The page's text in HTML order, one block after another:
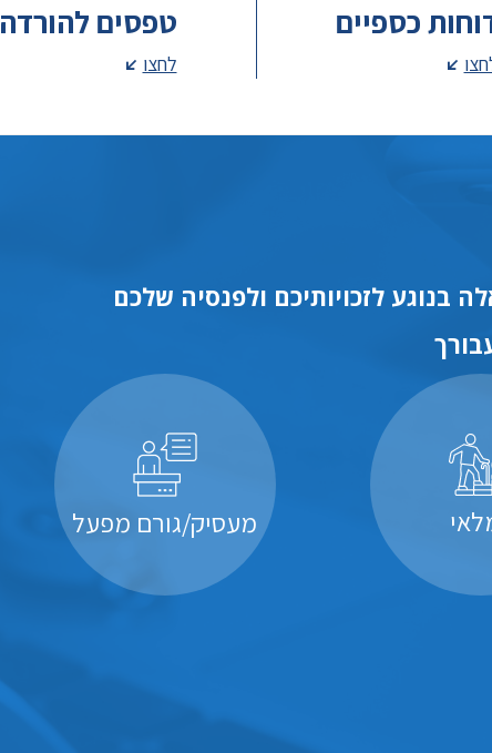
כספיים טפסים להורדה
לחצו
לזכויותיכם ולפנסיה שלכם
מעסיק/גורם מפעל